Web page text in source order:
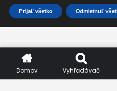
Vedenie účtovníctva
Domov Vyhľadávač
Prijať všetko Odmietnuť